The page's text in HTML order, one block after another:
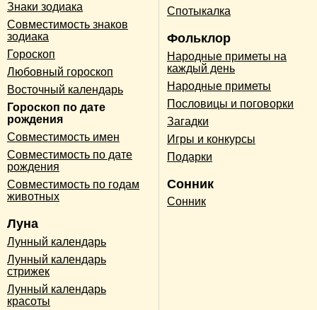
Знаки зодиака
Совместимость знаков
зодиака
Гороскоп
Любовный гороскоп
Восточный календарь
Гороскоп по дате
рождения
Совместимость имен
Совместимость по дате
рождения
Совместимость по годам
животных
Луна
Лунный календарь
Лунный календарь
стрижек
Лунный календарь
красоты
Спотыкалка
Фольклор
Народные приметы на
каждый день
Народные приметы
Пословицы и поговорки
Загадки
Игры и конкурсы
Подарки
Сонник
Сонник